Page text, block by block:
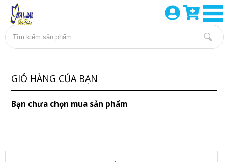
GIỎ HÀNG CỦA BẠN
Bạn chưa chọn mua sản phẩm